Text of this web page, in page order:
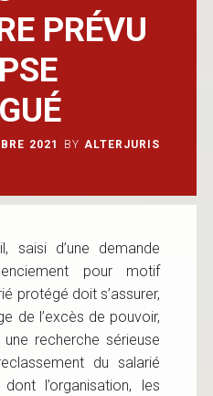
PRÉVU
2021 BY ALTERJURIS
saisi d’une demande
pour motif
protégé doit s’assurer,
de l’excès de pouvoir,
recherche sérieuse
du salarié
l’organisation, les